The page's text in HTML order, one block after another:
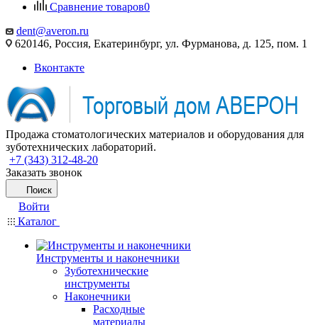
Сравнение товаров0
dent@averon.ru
620146, Россия, Екатеринбург, ул. Фурманова, д. 125, пом. 1
Вконтакте
Продажа стоматологических материалов и оборудования для
зуботехнических лабораторий.
+7 (343) 312-48-20
Заказать звонок
Поиск
Войти
Каталог
Инструменты и наконечники
Зуботехнические
инструменты
Наконечники
Расходные
материалы